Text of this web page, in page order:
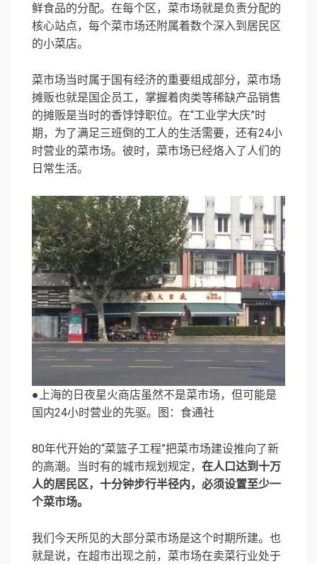
鲜食品的分配。在每个区，菜市场就是负责分配的
核心站点，每个菜市场还附属着数个深入到居民区
的小菜店。
菜市场当时属于国有经济的重要组成部分，菜市场
摊贩也就是国企员工，掌握着肉类等稀缺产品销售
的摊贩是当时的香饽饽职位。在“工业学大庆”时
期，为了满足三班倒的工人的生活需要，还有24小
时营业的菜市场。彼时，菜市场已经烙入了人们的
日常生活。
●上海的日夜星火商店虽然不是菜市场，但可能是
国内24小时营业的先驱。图：食通社
80年代开始的“菜篮子工程”把菜市场建设推向了新
的高潮。当时有的城市规划规定， 在人口达到十万
人的居民区，十分钟步行半径内，必须设置至少一
个菜市场。
我们今天所见的大部分菜市场是这个时期所建。也
就是说，在超市出现之前，菜市场在卖菜行业处于